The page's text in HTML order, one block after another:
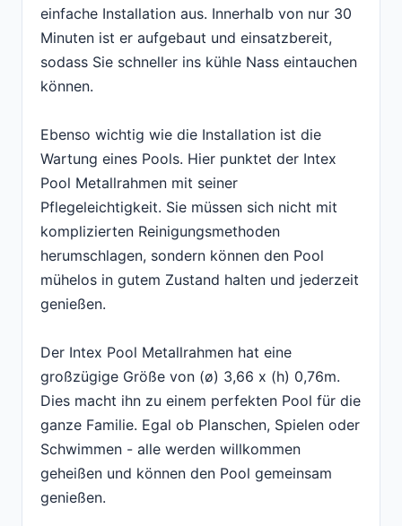
einfache Installation aus. Innerhalb von nur 30
Minuten ist er aufgebaut und einsatzbereit,
sodass Sie schneller ins kühle Nass eintauchen
können.
Ebenso wichtig wie die Installation ist die
Wartung eines Pools. Hier punktet der Intex
Pool Metallrahmen mit seiner
Pflegeleichtigkeit. Sie müssen sich nicht mit
komplizierten Reinigungsmethoden
herumschlagen, sondern können den Pool
mühelos in gutem Zustand halten und jederzeit
genießen.
Der Intex Pool Metallrahmen hat eine
großzügige Größe von (ø) 3,66 x (h) 0,76m.
Dies macht ihn zu einem perfekten Pool für die
ganze Familie. Egal ob Planschen, Spielen oder
Schwimmen - alle werden willkommen
geheißen und können den Pool gemeinsam
genießen.